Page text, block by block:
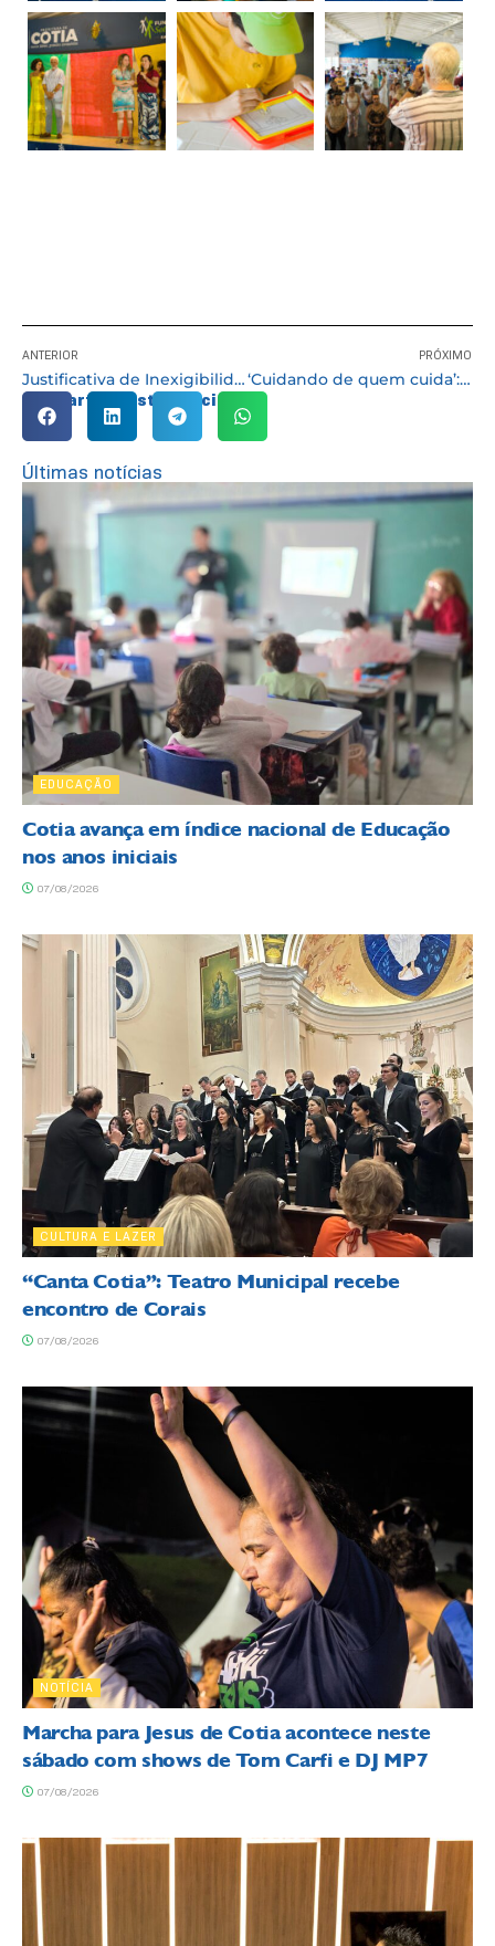
ANTERIOR
Justificativa de Inexigibilidade de Chamamento Público – SDS nº 17/2023
PRÓXIMO
‘Cuidando de quem cuida’: acolhimento com cuidadores de pacientes acompanhados pela Atenção Domiciliar
Compartilhe esta notícia:
Últimas notícias
EDUCAÇÃO
Cotia avança em índice nacional de Educação
nos anos iniciais
07/08/2026
CULTURA E LAZER
“Canta Cotia”: Teatro Municipal recebe
encontro de Corais
07/08/2026
NOTÍCIA
Marcha para Jesus de Cotia acontece neste
sábado com shows de Tom Carfi e DJ MP7
07/08/2026